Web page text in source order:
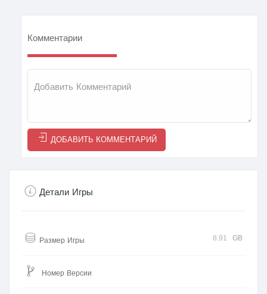
Комментарии
ДОБАВИТЬ КОММЕНТАРИЙ
Детали Игры
Размер Игры 8.91 GB
Номер Версии